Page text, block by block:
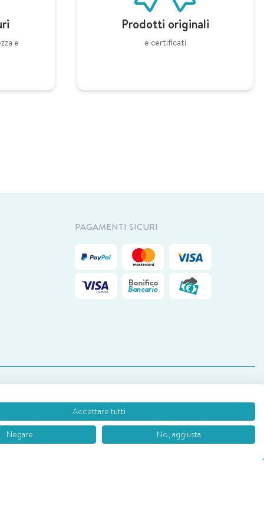
e
Prodotti originali
e certificati
PAGAMENTI SICURI
Accettare tutti
Negare No, aggiusta